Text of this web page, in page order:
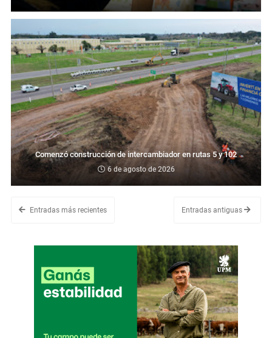
Comenzó construcción de intercambiador en rutas 5 y 102
6 de agosto de 2026
Entradas más recientes Entradas antiguas